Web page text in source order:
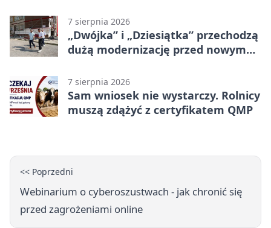
7 sierpnia 2026
„Dwójka” i „Dziesiątka” przechodzą
dużą modernizację przed nowym
7 sierpnia 2026
Sam wniosek nie wystarczy. Rolnicy
muszą zdążyć z certyfikatem QMP
<< Poprzedni
Webinarium o cyberoszustwach - jak chronić się
przed zagrożeniami online